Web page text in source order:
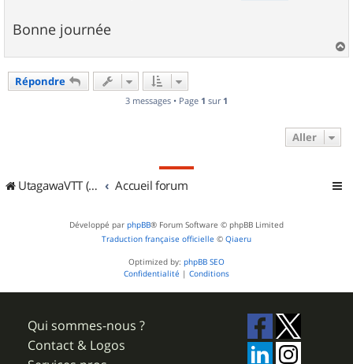
Bonne journée
a
Répondre
3 messages • Page 1 sur 1
Aller
UtagawaVTT (Randos VTT et VTTAE avec traces GPS) Accueil forum
Développé par phpBB® Forum Software © phpBB Limited
Traduction française officielle © Qiaeru
Optimized by: phpBB SEO
Confidentialité | Conditions
Qui sommes-nous ?
Contact & Logos